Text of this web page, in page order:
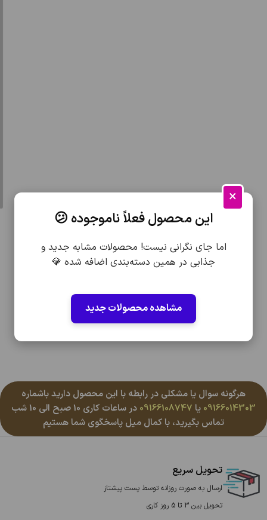
هرگونه سوال یا مشکلی در رابطه با این محصول دارید باشماره
09166014303 یا 09166108747
در ساعات کاری 10 صبح الی 10 شب
تماس بگیرید، با کمال میل پاسخگوی شما هستیم
تحویل سریع
ارسال به صورت روزانه توسط پست پیشتاز
تحویل بین 3 تا 5 روز کاری
×
این محصول فعلاً ناموجوده 😕
اما جای نگرانی نیست! محصولات مشابه جدید و
جذابی در همین دسته‌بندی اضافه شده 💎
مشاهده محصولات جدید